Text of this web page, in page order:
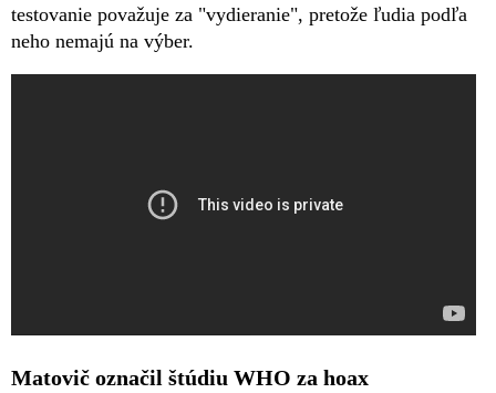
testovanie považuje za "vydieranie", pretože ľudia podľa
neho nemajú na výber.
Matovič označil štúdiu WHO za hoax